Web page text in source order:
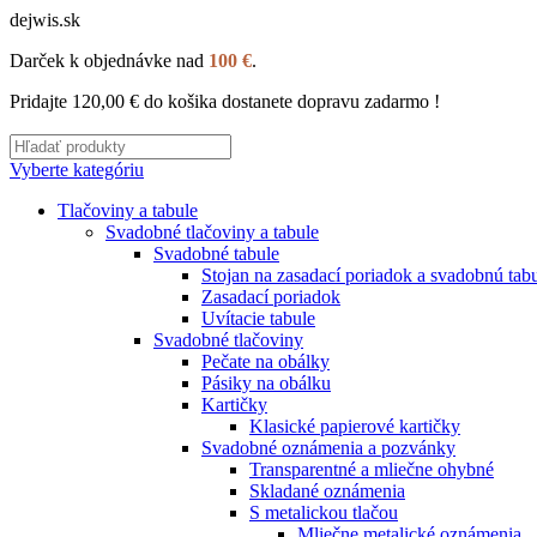
dejwis.sk
Darček k objednávke nad 100 €.
Pridajte 120,00 € do košika dostanete dopravu zadarmo !
Vyberte kategóriu
Tlačoviny a tabule
Svadobné tlačoviny a tabule
Svadobné tabule
Stojan na zasadací poriadok a svadobnú
Zasadací poriadok
Uvítacie tabule
Svadobné tlačoviny
Pečate na obálky
Pásiky na obálku
Kartičky
Klasické papierové kartičky
Svadobné oznámenia a pozvánky
Transparentné a mliečne ohybné
Skladané oznámenia
S metalickou tlačou